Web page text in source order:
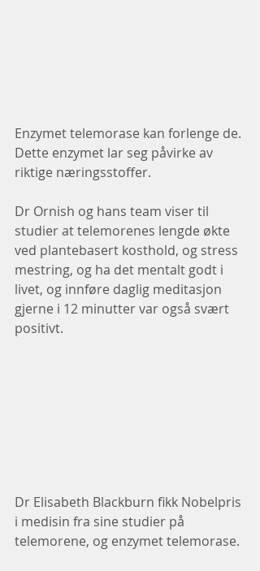
Enzymet telemorase kan forlenge de.
Dette enzymet lar seg påvirke av
riktige næringsstoffer.
Dr Ornish og hans team viser til
studier at telemorenes lengde økte
ved plantebasert kosthold, og stress
mestring, og ha det mentalt godt i
livet, og innføre daglig meditasjon
gjerne i 12 minutter var også svært
positivt.
Dr Elisabeth Blackburn fikk Nobelpris
i medisin fra sine studier på
telemorene, og enzymet telemorase.